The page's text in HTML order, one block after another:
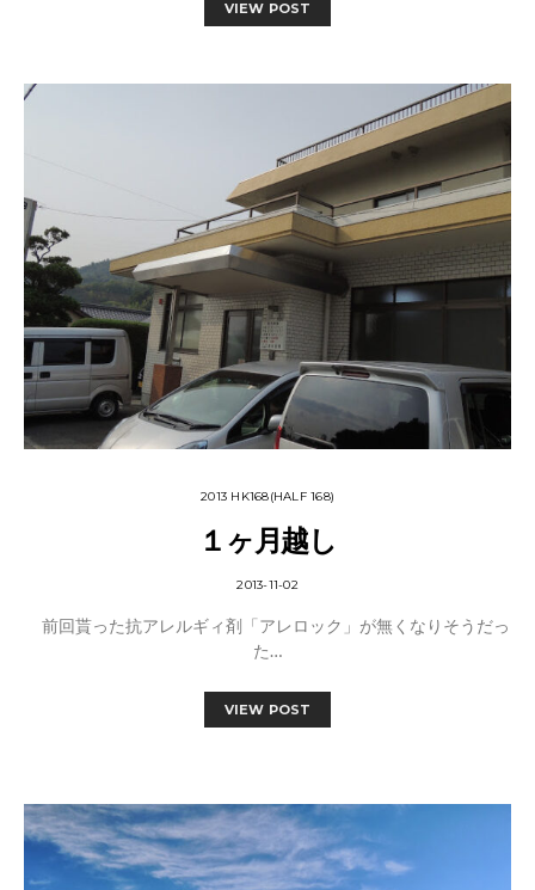
VIEW POST
2013 HK168(HALF 168)
１ヶ月越し
2013-11-02
前回貰った抗アレルギィ剤「アレロック」が無くなりそうだっ
た…
VIEW POST